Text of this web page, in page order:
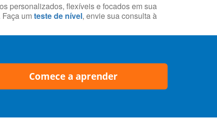
personalizados, flexíveis e focados em sua
um teste de nível, envie sua consulta à
Comece a aprender